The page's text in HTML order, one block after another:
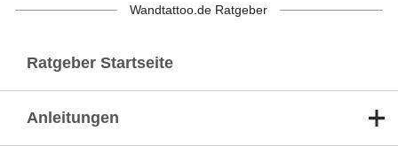
Wandtattoo.de Ratgeber
Ratgeber Startseite
Anleitungen